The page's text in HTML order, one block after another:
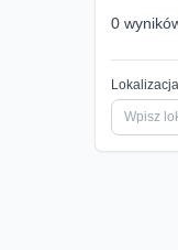
0
Lokalizacja